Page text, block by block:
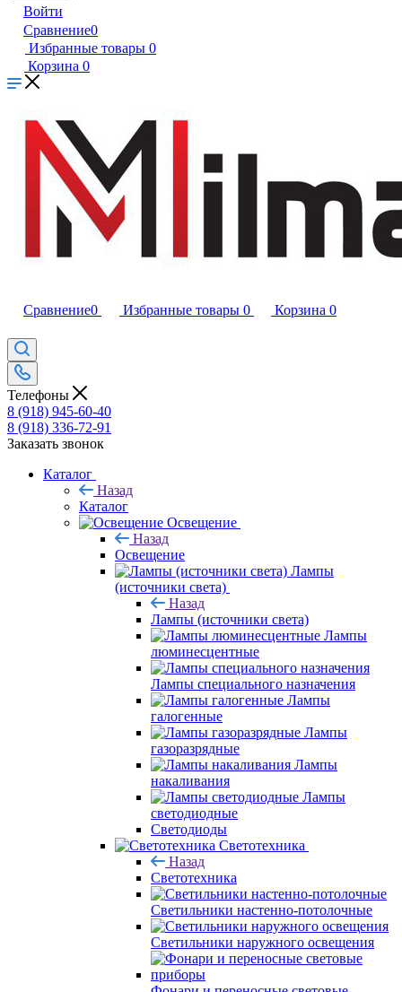
Войти
Сравнение0
Избранные товары 0
Корзина 0
Сравнение0 Избранные товары 0 Корзина 0
Телефоны
8 (918) 945-60-40
8 (918) 336-72-91
Заказать звонок
Каталог
Назад
Каталог
Освещение
Назад
Освещение
Лампы
(источники света)
Назад
Лампы (источники света)
Лампы
люминесцентные
Лампы специального назначения
Лампы
галогенные
Лампы
газоразрядные
Лампы
накаливания
Лампы
светодиодные
Светодиоды
Светотехника
Назад
Светотехника
Светильники настенно-потолочные
Светильники наружного освещения